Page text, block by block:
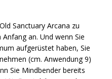
Sanctuary Arcana zu
an. Und wenn Sie
aufgerüstet haben, Sie
(cm. Anwendung 9)
Sie Mindbender bereits